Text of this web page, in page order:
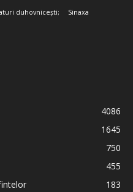
duhovnicești; Sinaxa
4086
1645
750
455
183